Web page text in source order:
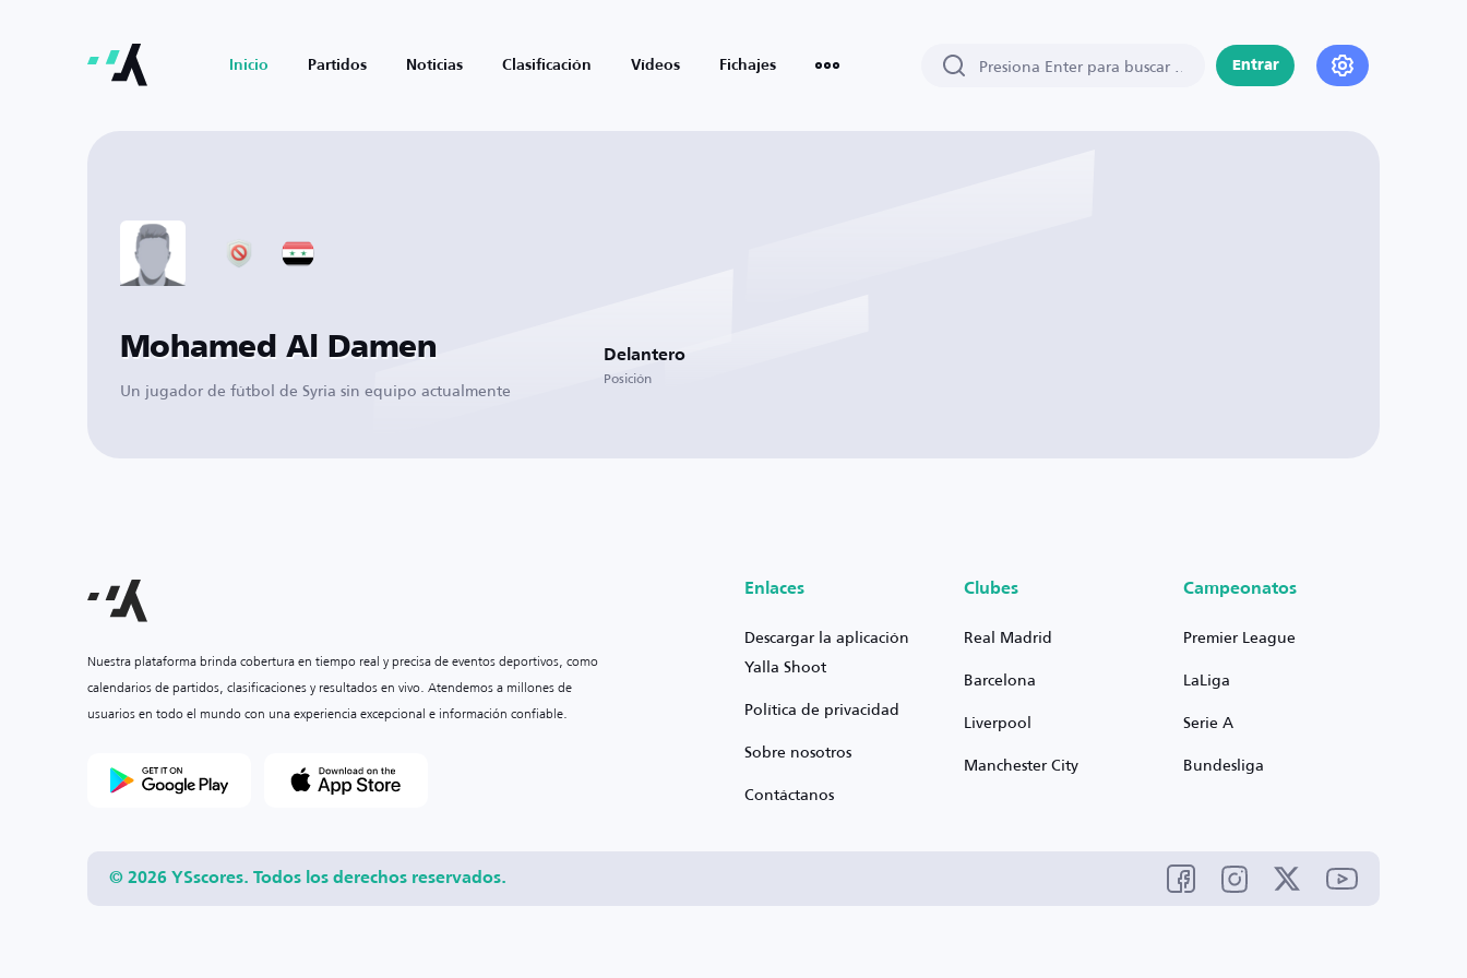
Inicio Partidos Noticias Clasificación Vídeos Fichajes Entrar
Mohamed Al Damen
Un jugador de fútbol de Syria sin equipo actualmente
Delantero
Posición
Nuestra plataforma brinda cobertura en tiempo real y precisa de eventos deportivos, como
calendarios de partidos, clasificaciones y resultados en vivo. Atendemos a millones de
usuarios en todo el mundo con una experiencia excepcional e información confiable.
Enlaces
Descargar la aplicación
Yalla Shoot
Política de privacidad
Sobre nosotros
Contáctanos
Clubes
Real Madrid
Barcelona
Liverpool
Manchester City
Campeonatos
Premier League
LaLiga
Serie A
Bundesliga
© 2026 YSscores. Todos los derechos reservados.